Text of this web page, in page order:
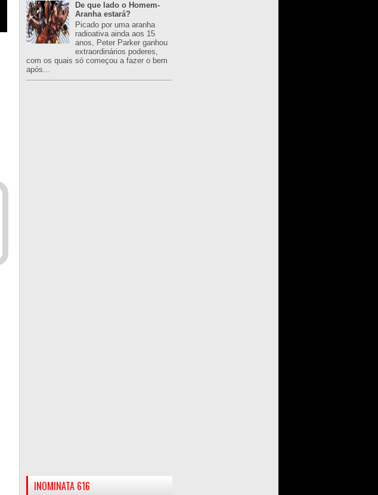
De que lado o Homem-
Aranha estará?
Picado por uma aranha
radioativa ainda aos 15
anos, Peter Parker ganhou
extraordinários poderes,
com os quais só começou a fazer o bem
após...
INOMINATA 616